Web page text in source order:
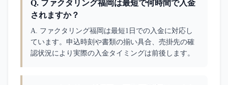
Q. ファクタリング福岡は最短で何時間で入金
されますか？
A. ファクタリング福岡は最短1日での入金に対応し
ています。申込時刻や書類の揃い具合、売掛先の確
認状況により実際の入金タイミングは前後します。